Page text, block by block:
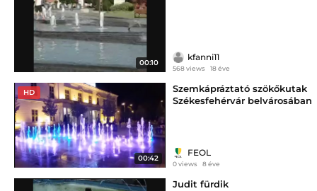
00:10
kfanni11
568 views 18 éve
HD
00:42
Szemkápráztató szökőkutak
Székesfehérvár belvárosában
FEOL
0 views 8 éve
Judit fürdik